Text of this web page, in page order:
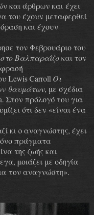
και άρθρων καιέχει
του έχουν μεταφερθεί
και έχουν
τον Φεβρουάριο του
Βαλπαραΐζοκαι τον
Lewis Carroll Οι
θαυμάτων, με σχέδια
Στον πρόλογό του για
ότι δεν «είναι ένα
κι ο αναγνώστης, έχει
πράγματα
της ζωής και
μοιάζει με οδηγία
τον αναγνώστη».